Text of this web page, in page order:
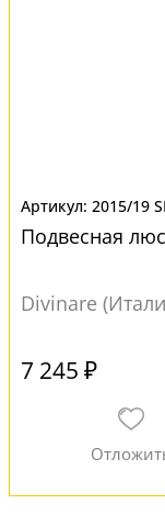
2015/19
Подвесная
Divinare
7 245 ₽